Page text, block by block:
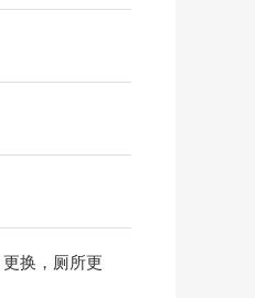
换，厕所更